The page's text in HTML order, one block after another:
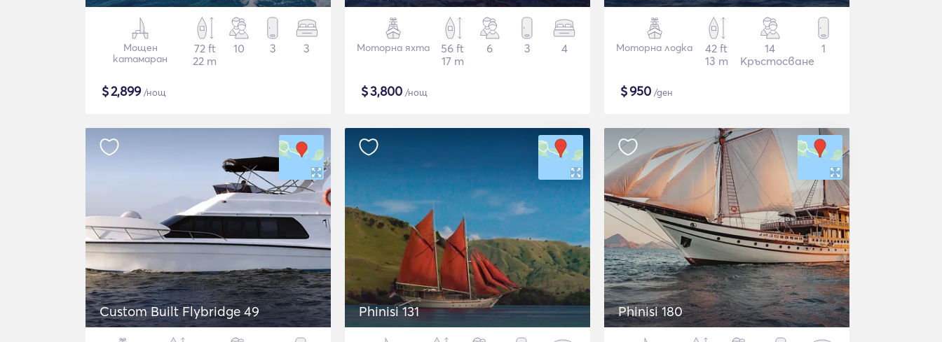
Мощен
катамаран
72 ft
22 m
10 3 3
$2,899/нощ
Моторна яхта
56 ft
17 m
6 3 4
$3,800 /нощ
Моторна лодка
42 ft
13 m
14
Кръстосване
1
$950 /ден
Custom Built Flybridge 49 Phinisi 131 Phinisi 180